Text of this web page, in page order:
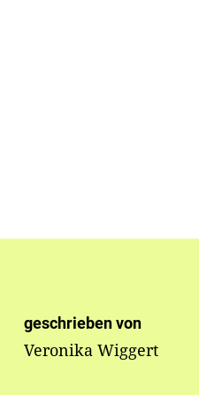
geschrieben von
Veronika Wiggert